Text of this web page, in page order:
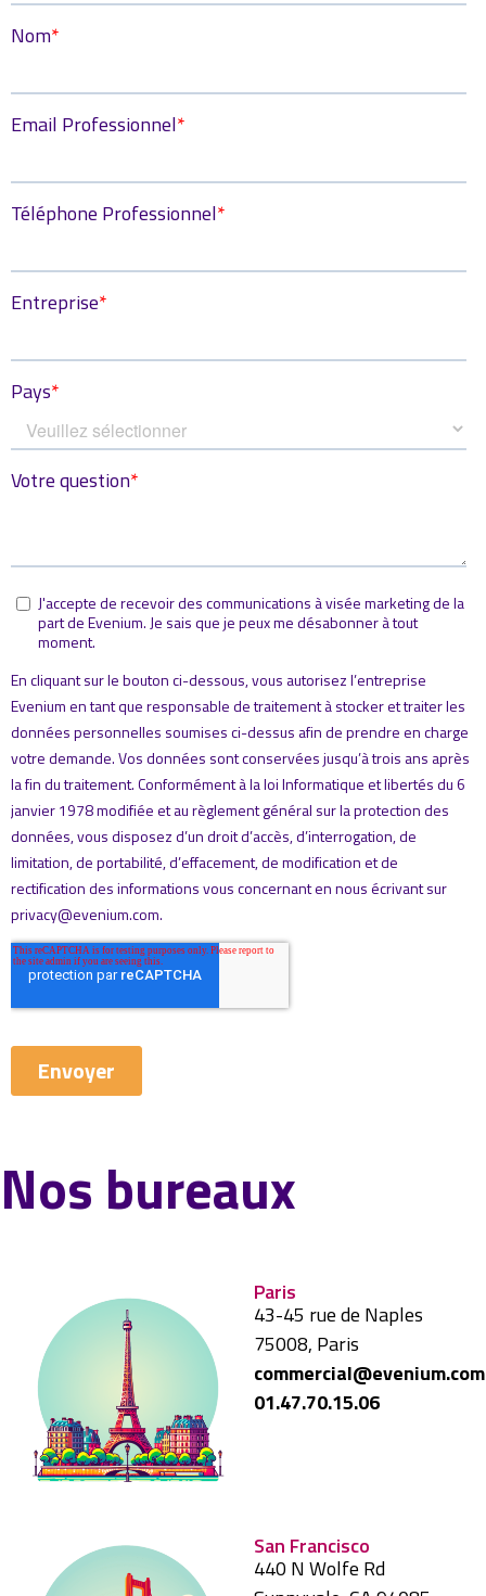
Nos bureaux
Paris
43-45 rue de Naples
75008, Paris
commercial@evenium.com
01.47.70.15.06
San Francisco
440 N Wolfe Rd